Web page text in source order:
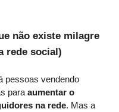
não existe milagre
rede social)
pessoas vendendo
para aumentar o
na rede. Mas a